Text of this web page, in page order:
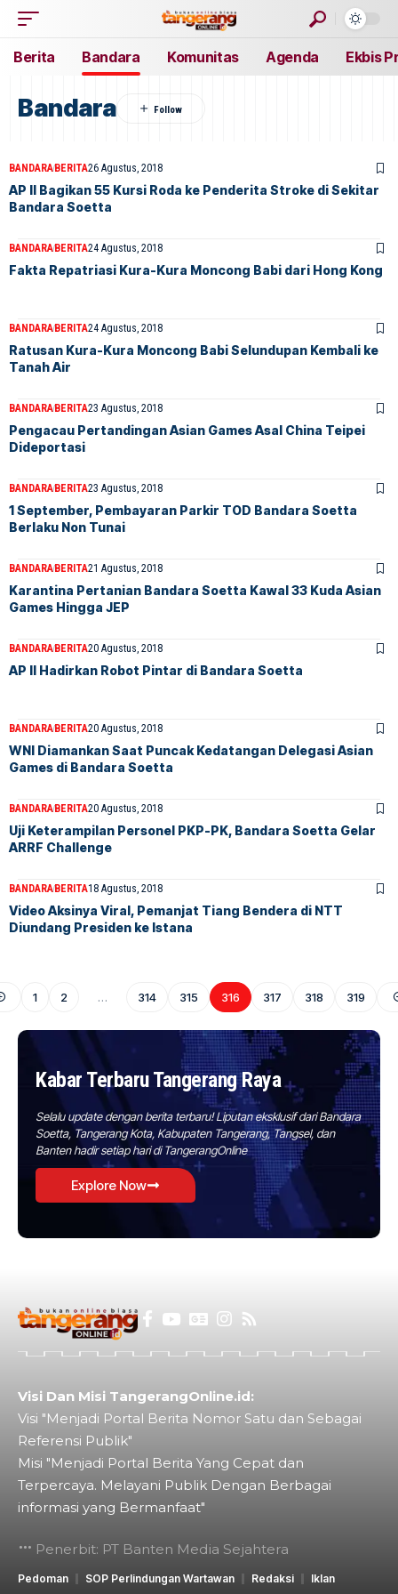
Berita Bandara Komunitas Agenda Ekbis
Bandara
BANDARABERITA26 Agustus, 2018
AP II Bagikan 55 Kursi Roda ke Penderita Stroke di Sekitar
Bandara Soetta
BANDARABERITA24 Agustus, 2018
Fakta Repatriasi Kura-Kura Moncong Babi dari Hong Kong
BANDARABERITA24 Agustus, 2018
Ratusan Kura-Kura Moncong Babi Selundupan Kembali ke
Tanah Air
BANDARABERITA23 Agustus, 2018
Pengacau Pertandingan Asian Games Asal China Teipei
Dideportasi
BANDARABERITA23 Agustus, 2018
1 September, Pembayaran Parkir TOD Bandara Soetta
Berlaku Non Tunai
BANDARABERITA21 Agustus, 2018
Karantina Pertanian Bandara Soetta Kawal 33 Kuda Asian
Games Hingga JEP
BANDARABERITA20 Agustus, 2018
AP II Hadirkan Robot Pintar di Bandara Soetta
BANDARABERITA20 Agustus, 2018
WNI Diamankan Saat Puncak Kedatangan Delegasi Asian
Games di Bandara Soetta
BANDARABERITA20 Agustus, 2018
Uji Keterampilan Personel PKP-PK, Bandara Soetta Gelar
ARRF Challenge
BANDARABERITA18 Agustus, 2018
Video Aksinya Viral, Pemanjat Tiang Bendera di NTT
Diundang Presiden ke Istana
1 2 … 314 315 316 317 318 319
Kabar Terbaru Tangerang Raya
Selalu update dengan berita terbaru! Liputan eksklusif dari Bandara
Soetta, Tangerang Kota, Kabupaten Tangerang, Tangsel, dan
Banten hadir setiap hari di TangerangOnline
Explore Now
Visi Dan Misi TangerangOnline.id:
Visi "Menjadi Portal Berita Nomor Satu dan Sebagai
Referensi Publik"
Misi "Menjadi Portal Berita Yang Cepat dan
Terpercaya. Melayani Publik Dengan Berbagai
informasi yang Bermanfaat"
Penerbit: PT Banten Media Sejahtera
Pedoman SOP Perlindungan Wartawan Redaksi Iklan